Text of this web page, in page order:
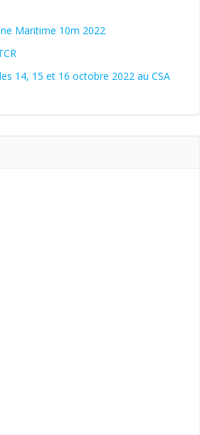
Maritime 10m 2022
14, 15 et 16 octobre 2022 au CSA